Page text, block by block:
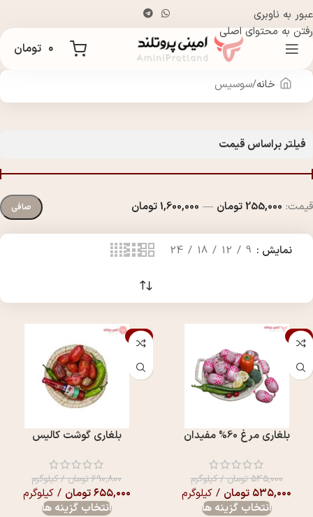
عبور به ناوبری
رفتن به محتوای اصلی
۰ تومان
خانه سوسیس
فیلتر براساس قیمت
صافی قيمت: 255,000 تومان — 1,600,000 تومان
نمایش 9
12
18
24
-2%
بلغاری مرغ 60% مفيدان
۵۴۵,۰۰۰تومان/ کیلوگرم
۵۳۵,۰۰۰ تومان / کیلوگرم
انتخاب گزینه ها
-5%
بلغاری گوشت کالیس
۶۹۰,۸۰۰تومان/ کیلوگرم
۶۵۵,۰۰۰تومان / کیلوگرم
انتخاب گزینه ها